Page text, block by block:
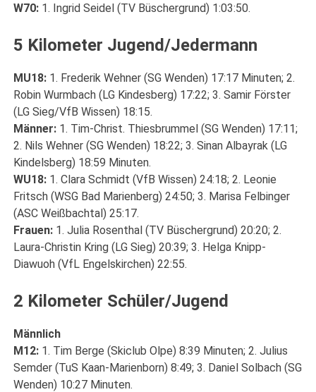
W70: 1. Ingrid Seidel (TV Büschergrund) 1:03:50.
5 Kilometer Jugend/Jedermann
MU18: 1. Frederik Wehner (SG Wenden) 17:17 Minuten; 2.
Robin Wurmbach (LG Kindesberg) 17:22; 3. Samir Förster
(LG Sieg/VfB Wissen) 18:15.
Männer: 1. Tim-Christ. Thiesbrummel (SG Wenden) 17:11;
2. Nils Wehner (SG Wenden) 18:22; 3. Sinan Albayrak (LG
Kindelsberg) 18:59 Minuten.
WU18: 1. Clara Schmidt (VfB Wissen) 24:18; 2. Leonie
Fritsch (WSG Bad Marienberg) 24:50; 3. Marisa Felbinger
(ASC Weißbachtal) 25:17.
Frauen: 1. Julia Rosenthal (TV Büschergrund) 20:20; 2.
Laura-Christin Kring (LG Sieg) 20:39; 3. Helga Knipp-
Diawuoh (VfL Engelskirchen) 22:55.
2 Kilometer Schüler/Jugend
Männlich
M12: 1. Tim Berge (Skiclub Olpe) 8:39 Minuten; 2. Julius
Semder (TuS Kaan-Marienborn) 8:49; 3. Daniel Solbach (SG
Wenden) 10:27 Minuten.